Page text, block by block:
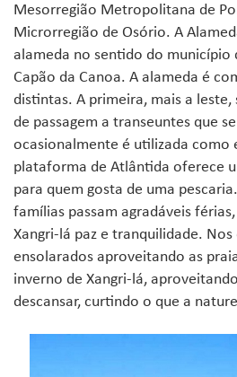
Mesorregião Metropolitana de
Microrregião de Osório. A
alameda no sentido do município
Capão da Canoa. A alameda é
distintas. A primeira, mais a
de passagem a transeuntes que
ocasionalmente é utilizada como
plataforma de Atlântida oferece
para quem gosta de uma
famílias passam agradáveis
Xangri-lá paz e tranquilidade.
ensolarados aproveitando as
inverno de Xangri-lá,
descansar, curtindo o que a